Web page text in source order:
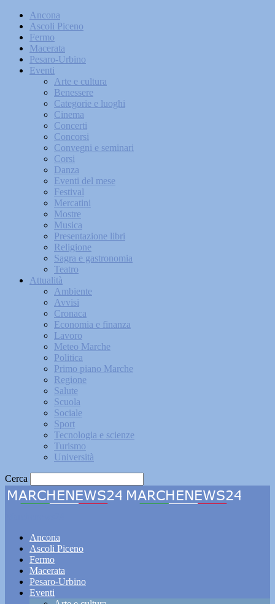
Ancona
Ascoli Piceno
Fermo
Macerata
Pesaro-Urbino
Eventi
Arte e cultura
Benessere
Categorie e luoghi
Cinema
Concerti
Concorsi
Convegni e seminari
Corsi
Danza
Eventi del mese
Festival
Mercatini
Mostre
Musica
Presentazione libri
Religione
Sagra e gastronomia
Teatro
Attualità
Ambiente
Avvisi
Cronaca
Economia e finanza
Lavoro
Meteo Marche
Politica
Primo piano Marche
Regione
Salute
Scuola
Sociale
Sport
Tecnologia e scienze
Turismo
Università
Cerca
Ancona
Ascoli Piceno
Fermo
Macerata
Pesaro-Urbino
Eventi